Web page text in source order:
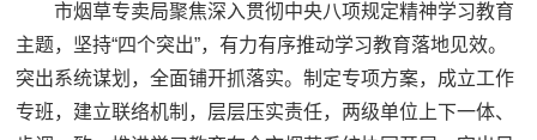
市烟草专卖局聚焦深入贯彻中央八项规定精神学习教育
主题，坚持“四个突出”，有力有序推动学习教育落地见效。
突出系统谋划，全面铺开抓落实。制定专项方案，成立工作
专班，建立联络机制，层层压实责任，两级单位上下一体、